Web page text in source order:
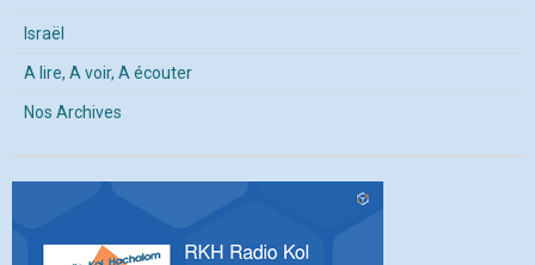
Israël
A lire, A voir, A écouter
Nos Archives